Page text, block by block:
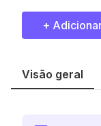
+
Visão geral